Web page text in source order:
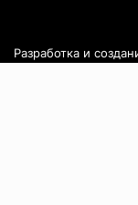
Разработка и